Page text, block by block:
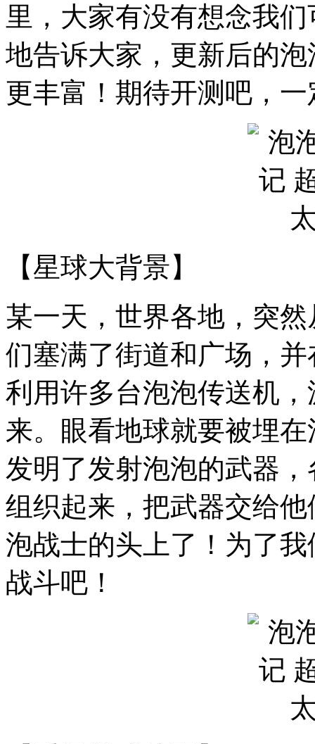
里，大家有没有想念我们
地告诉大家，更新后的
更丰富！期待开测吧，
【星球大背景】
某一天，世界各地，突
们塞满了街道和广场，
利用许多台泡泡传送机
来。眼看地球就要被埋
发明了发射泡泡的武器
组织起来，把武器交给
泡战士的头上了！为了
战斗吧！